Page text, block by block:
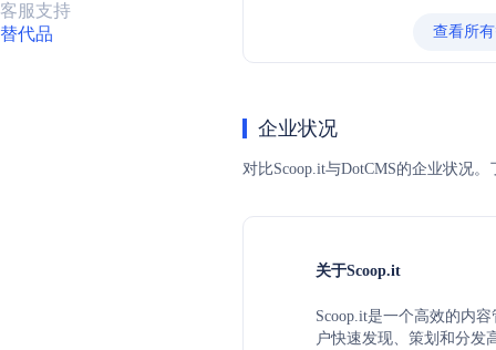
客服支持
替代品
查看所
企业状况
对比Scoop.it与DotCMS的企业状况
关于Scoop.it
Scoop.it是一个高效的内
户快速发现、策划和分发